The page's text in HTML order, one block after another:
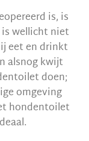
is, is
wellicht niet
eet en drinkt
alsnog kwijt
doen;
omgeving
hondentoilet